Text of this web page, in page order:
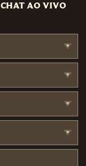
CHAT AO VIVO